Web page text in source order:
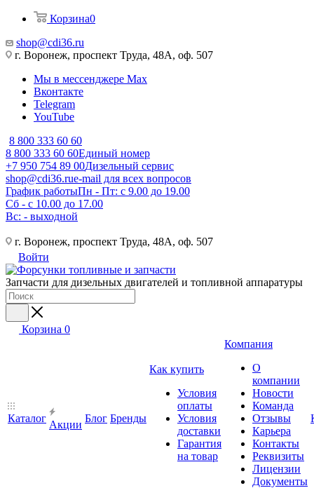
Корзина0
shop@cdi36.ru
г. Воронеж, проспект Труда, 48А, оф. 507
Мы в мессенджере Max
Вконтакте
Telegram
YouTube
8 800 333 60 60
8 800 333 60 60Единый номер
+7 950 754 89 00Дизельный сервис
shop@cdi36.rue-mail для всех вопросов
График работыПн - Пт: с 9.00 до 19.00
Сб - с 10.00 до 17.00
Вс: - выходной
г. Воронеж, проспект Труда, 48А, оф. 507
Войти
Запчасти для дизельных двигателей и топливной аппаратуры
Корзина 0
Каталог
Акции
Блог Бренды
Как купить
Условия
оплаты
Условия
доставки
Гарантия
на товар
Компания
О
компании
Новости
Команда
Отзывы
Карьера
Контакты
Реквизиты
Лицензии
Документы